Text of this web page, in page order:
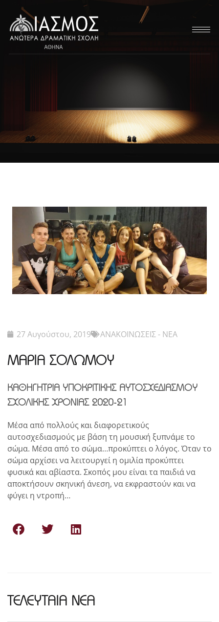
27 Αυγούστου, 2019 ΑΝΑΚΟΙΝΩΣΕΙΣ - ΝΕΑ
ΜΑΡΙΑ ΣΟΛΩΜΟΥ
ΚΑΘΗΓΗΤΡΙΑ ΥΠΟΚΡΙΤΙΚΗΣ ΑΥΤΟΣΧΕΔΙΑΣΜΟΥ
ΣΧΟΛΙΚΗΣ ΧΡΟΝΙΑΣ 2020-21
Μέσα από πολλούς και διαφορετικούς
αυτοσχεδιασμούς με βάση τη μουσική ξυπνάμε το
σώμα. Μέσα από το σώμα…προκύπτει ο λόγος. Όταν το
σώμα αρχίσει να λειτουργεί η ομιλία προκύπτει
φυσικά και αβίαστα. Σκοπός μου είναι τα παιδιά να
αποκτήσουν σκηνική άνεση, να εκφραστούν και να
φύγει η ντροπή…
ΤΕΛΕΥΤΑΙΑ ΝΕΑ